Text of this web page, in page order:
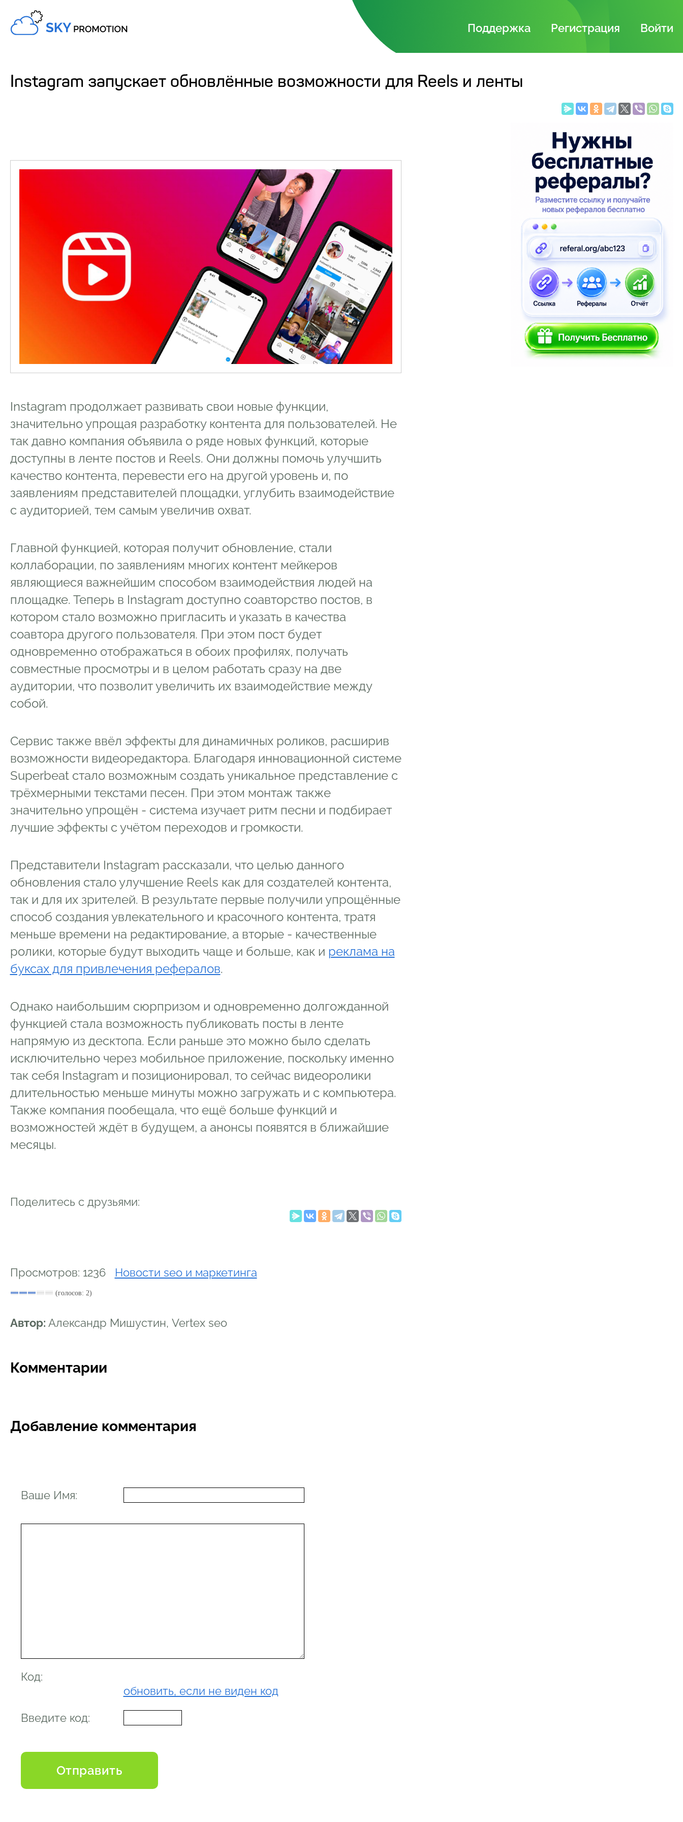
Поддержка Регистрация Войти
Instagram запускает обновлённые возможности для Reels и ленты
Instagram продолжает развивать свои новые функции,
значительно упрощая разработку контента для пользователей. Не
так давно компания объявила о ряде новых функций, которые
доступны в ленте постов и Reels. Они должны помочь улучшить
качество контента, перевести его на другой уровень и, по
заявлениям представителей площадки, углубить взаимодействие
с аудиторией, тем самым увеличив охват.
Главной функцией, которая получит обновление, стали
коллаборации, по заявлениям многих контент мейкеров
являющиеся важнейшим способом взаимодействия людей на
площадке. Теперь в Instagram доступно соавторство постов, в
котором стало возможно пригласить и указать в качества
соавтора другого пользователя. При этом пост будет
одновременно отображаться в обоих профилях, получать
совместные просмотры и в целом работать сразу на две
аудитории, что позволит увеличить их взаимодействие между
собой.
Сервис также ввёл эффекты для динамичных роликов, расширив
возможности видеоредактора. Благодаря инновационной системе
Superbeat стало возможным создать уникальное представление с
трёхмерными текстами песен. При этом монтаж также
значительно упрощён - система изучает ритм песни и подбирает
лучшие эффекты с учётом переходов и громкости.
Представители Instagram рассказали, что целью данного
обновления стало улучшение Reels как для создателей контента,
так и для их зрителей. В результате первые получили упрощённые
способ создания увлекательного и красочного контента, тратя
меньше времени на редактирование, а вторые - качественные
ролики, которые будут выходить чаще и больше, как и реклама на
буксах для привлечения рефералов.
Однако наибольшим сюрпризом и одновременно долгожданной
функцией стала возможность публиковать посты в ленте
напрямую из десктопа. Если раньше это можно было сделать
исключительно через мобильное приложение, поскольку именно
так себя Instagram и позиционировал, то сейчас видеоролики
длительностью меньше минуты можно загружать и с компьютера.
Также компания пообещала, что ещё больше функций и
возможностей ждёт в будущем, а анонсы появятся в ближайшие
месяцы.
Поделитесь с друзьями:
Просмотров: 1236 Новости seo и маркетинга
(голосов: 2)
Автор: Александр Мишустин, Vertex seo
Комментарии
Добавление комментария
Ваше Имя:
Код:
обновить, если не виден код
Введите код: